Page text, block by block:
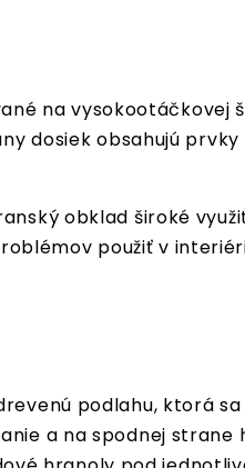
na
dosiek obsahujú prvky
obklad široké
použiť v
podlahu, ktorá sa
a na spodnej strane